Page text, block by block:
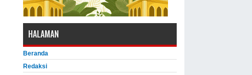
HALAMAN
Beranda
Redaksi